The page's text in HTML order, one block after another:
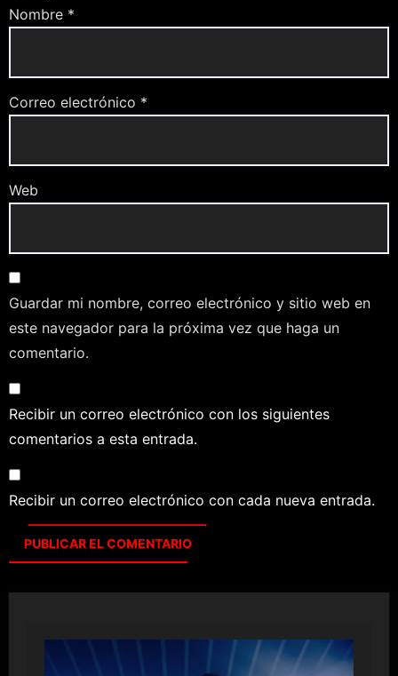
Nombre *
Correo electrónico *
Web
Guardar mi nombre, correo electrónico y sitio web en
este navegador para la próxima vez que haga un
comentario.
Recibir un correo electrónico con los siguientes
comentarios a esta entrada.
Recibir un correo electrónico con cada nueva entrada.